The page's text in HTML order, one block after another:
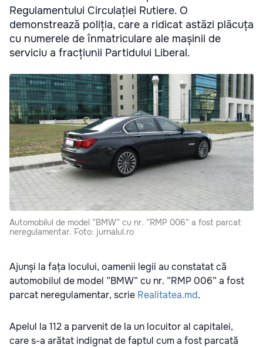
Regulamentului Circulației Rutiere. O
demonstrează poliția, care a ridicat astăzi plăcuța
cu numerele de înmatriculare ale mașinii de
serviciu a fracțiunii Partidului Liberal.
Automobilul de model ”BMW” cu nr. ”RMP 006” a fost parcat
neregulamentar. Foto: jurnalul.ro
Ajunși la fața locului, oamenii legii au constatat că
automobilul de model ”BMW” cu nr. ”RMP 006” a fost
parcat neregulamentar, scrie Realitatea.md.
Apelul la 112 a parvenit de la un locuitor al capitalei,
care s-a arătat indignat de faptul cum a fost parcată